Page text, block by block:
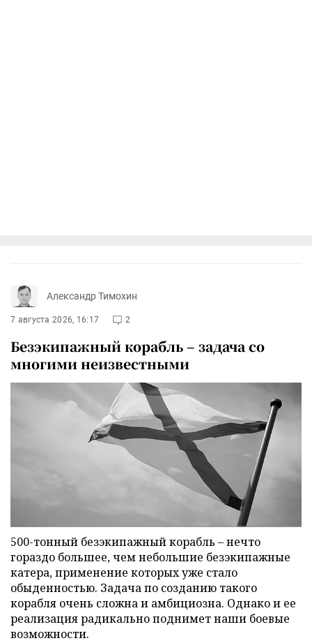
Александр Тимохин
7 августа 2026, 16:17 2
Безэкипажный корабль – задача со
многими неизвестными
500-тонный безэкипажный корабль – нечто
гораздо большее, чем небольшие безэкипажные
катера, применение которых уже стало
обыденностью. Задача по созданию такого
корабля очень сложна и амбициозна. Однако и ее
реализация радикально поднимет наши боевые
возможности.